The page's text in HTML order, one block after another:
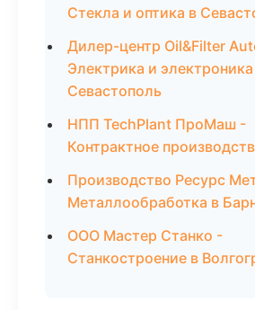
Стекла и оптика в
Дилер-центр Oil&Filter
Электрика и
Севастополь
НПП TechPlant ПроМаш -
Контрактное
Производство Ресурс
Металлообработка в
ООО Мастер Станко -
Станкостроение в